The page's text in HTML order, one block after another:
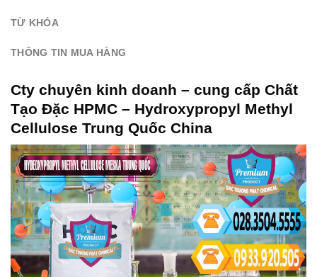
TỪ KHÓA
THÔNG TIN MUA HÀNG
Cty chuyên kinh doanh – cung cấp Chất
Tạo Đặc HPMC – Hydroxypropyl Methyl
Cellulose Trung Quốc China